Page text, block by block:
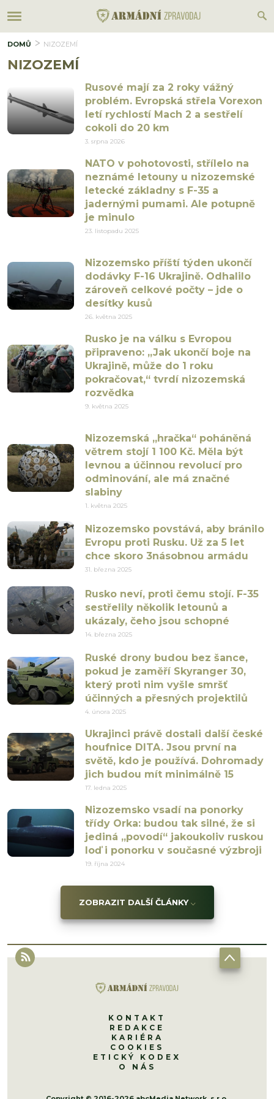
DOMŮ NIZOZEMÍ
NIZOZEMÍ
Rusové mají za 2 roky vážný
problém. Evropská střela Vorexon
letí rychlostí Mach 2 a sestřelí
cokoli do 20 km
3. srpna 2026
NATO v pohotovosti, střílelo na
neznámé letouny u nizozemské
letecké základny s F-35 a
jadernými pumami. Ale potupně
je minulo
23. listopadu 2025
Nizozemsko příští týden ukončí
dodávky F-16 Ukrajině. Odhalilo
zároveň celkové počty – jde o
desítky kusů
26. května 2025
Rusko je na válku s Evropou
připraveno: „Jak ukončí boje na
Ukrajině, může do 1 roku
pokračovat,“ tvrdí nizozemská
rozvědka
9. května 2025
Nizozemská „hračka“ poháněná
větrem stojí 1 100 Kč. Měla být
levnou a účinnou revolucí pro
odminování, ale má značné
slabiny
1. května 2025
Nizozemsko povstává, aby bránilo
Evropu proti Rusku. Už za 5 let
chce skoro 3násobnou armádu
31. března 2025
Rusko neví, proti čemu stojí. F-35
sestřelily několik letounů a
ukázaly, čeho jsou schopné
14. března 2025
Ruské drony budou bez šance,
pokud je zaměří Skyranger 30,
který proti nim vyšle smršť
účinných a přesných projektilů
4. února 2025
Ukrajinci právě dostali další české
houfnice DITA. Jsou první na
světě, kdo je používá. Dohromady
jich budou mít minimálně 15
17. ledna 2025
Nizozemsko vsadí na ponorky
třídy Orka: budou tak silné, že si
jediná „povodí“ jakoukoliv ruskou
loď i ponorku v současné výzbroji
19. října 2024
ZOBRAZIT DALŠÍ ČLÁNKY
KONTAKT
REDAKCE
KARIÉRA
COOKIES
ETICKÝ KODEX
O NÁS